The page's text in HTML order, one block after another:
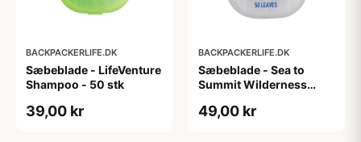
BACKPACKERLIFE.DK
Sæbeblade - LifeVenture
Shampoo - 50 stk
39,00 kr
BACKPACKERLIFE.DK
Sæbeblade - Sea to
Summit Wilderness
stk
49,00 kr